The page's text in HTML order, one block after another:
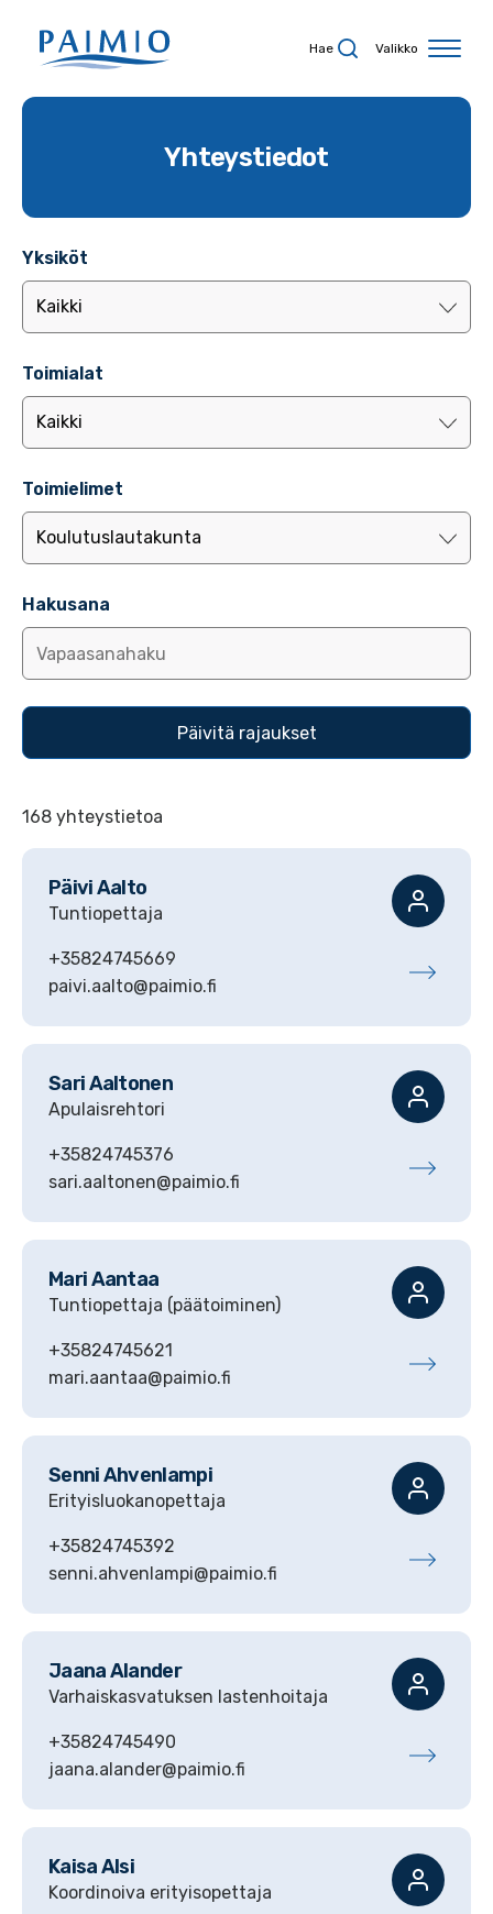
Hae Valikko
Yhteystiedot
Yksiköt
Toimialat
Toimielimet
Hakusana
168 yhteystietoa
PäiviAalto
Tuntiopettaja
+35824745669
paivi.aalto@paimio.fi
SariAaltonen
Apulaisrehtori
+35824745376
sari.aaltonen@paimio.fi
MariAantaa
Tuntiopettaja (päätoiminen)
+35824745621
mari.aantaa@paimio.fi
SenniAhvenlampi
Erityisluokanopettaja
+35824745392
senni.ahvenlampi@paimio.fi
JaanaAlander
Varhaiskasvatuksen lastenhoitaja
+35824745490
jaana.alander@paimio.fi
KaisaAlsi
Koordinoiva erityisopettaja